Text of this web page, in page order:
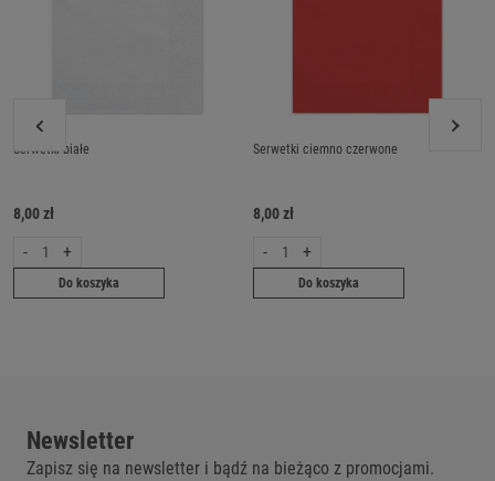
Serwetki białe
8,00 zł
- +
Do koszyka
Serwetki ciemno czerwone
8,00 zł
- +
Do koszyka
Newsletter
Zapisz się na newsletter i bądź na bieżąco z promocjami.